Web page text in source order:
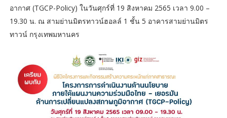
อากาศ (TGCP-Policy) ในวันศุกร์ที่ 19 สิงหาคม 2565 เวลา 9.00 –
19.30 น. ณ สามย่านมิตรทาวน์ฮอลล์ 1 ชั้น 5 อาคารสามย่านมิตร
ทาวน์ กรุงเทพมหานคร